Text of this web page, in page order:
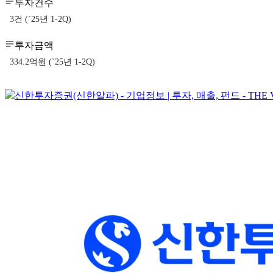
투자건수
3건 (`25년 1-2Q)
투자금액
334.2억원 (`25년 1-2Q)
신한투자증권(신한알파) - 기업정보 | 투자, 매출, 펀드 - THE